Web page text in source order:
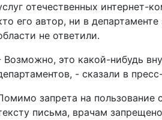
отечественных интернет-
его автор, ни в
не ответили.
Возможно, это какой-нибудь
- сказали в
запрета на пользование
письма, врачам